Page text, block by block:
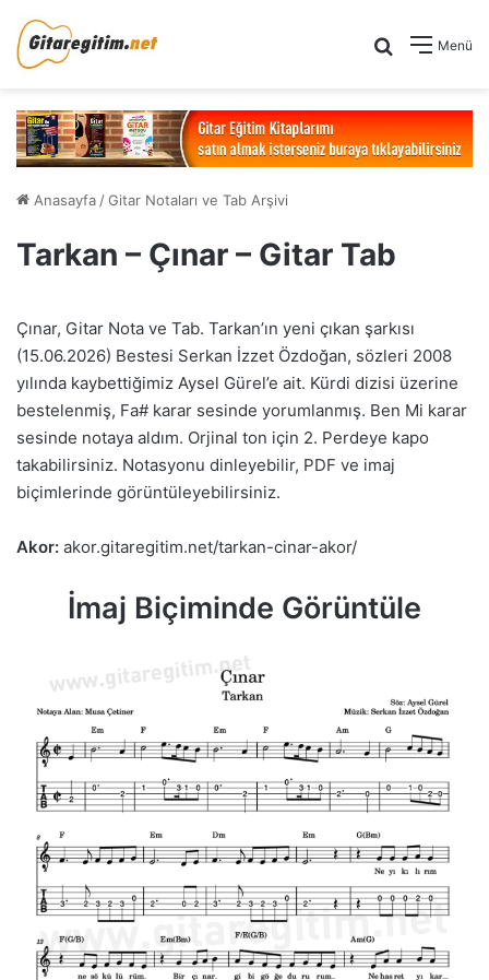
Menü
Arama yap
Anasayfa /Gitar Notaları ve Tab Arşivi
Tarkan – Çınar – Gitar Tab
Çınar, Gitar Nota ve Tab. Tarkan’ın yeni çıkan şarkısı
(15.06.2026) Bestesi Serkan İzzet Özdoğan, sözleri 2008
yılında kaybettiğimiz Aysel Gürel’e ait. Kürdi dizisi üzerine
bestelenmiş, Fa# karar sesinde yorumlanmış. Ben Mi karar
sesinde notaya aldım. Orjinal ton için 2. Perdeye kapo
takabilirsiniz. Notasyonu dinleyebilir, PDF ve imaj
biçimlerinde görüntüleyebilirsiniz.
Akor: akor.gitaregitim.net/tarkan-cinar-akor/
İmaj Biçiminde Görüntüle